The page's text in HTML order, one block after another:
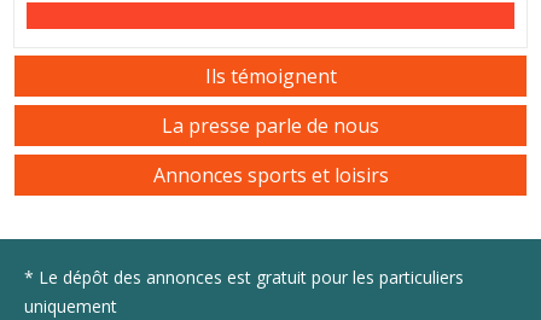
Ils témoignent
La presse parle de nous
Annonces sports et loisirs
* Le dépôt des annonces est gratuit pour les particuliers
uniquement